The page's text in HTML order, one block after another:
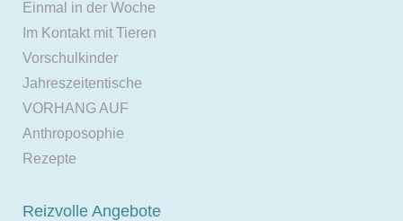
Einmal in der Woche
Im Kontakt mit Tieren
Vorschulkinder
Jahreszeitentische
VORHANG AUF
Anthroposophie
Rezepte
Reizvolle Angebote